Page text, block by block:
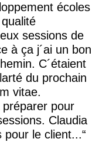
écoles
sessions de
à ça j´ai un bon
C´étaient
du prochain
vitae.
pour
Claudia
pour le client...